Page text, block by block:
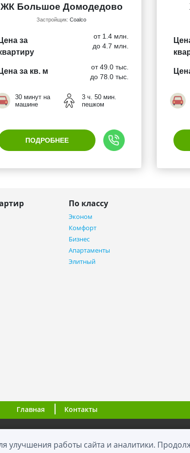
улучшения работы сайта и аналитики.
ЖК Большое Домодедово
Застройщик: Coalco
Цена за
от 1.4 млн.
до 4.7 млн.
Цена за кв. м
от 49.0 тыс.
до 78.0 тыс.
30 минут на
машине
3 ч. 50 мин.
пешком
ПОДРОБНЕЕ
По классу
Эконом
Комфорт
Бизнес
Апартаменты
Элитный
Главная Контакты
ООО "ВНовостройке.ру"